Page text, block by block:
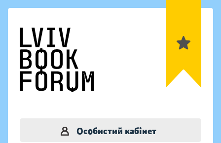
Особистий кабінет